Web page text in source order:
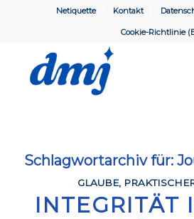
Netiquette Kontakt
Cookie-Richtlinie
Schlagwortarchiv für:
GLAUBE,
INTEGRITÄT